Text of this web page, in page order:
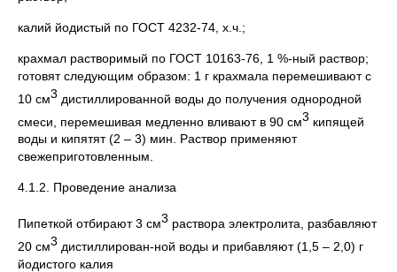
калий йодистый по ГОСТ 4232-74, х.ч.;
крахмал растворимый по ГОСТ 10163-76, 1 %-ный раствор;
готовят следующим образом: 1 г крахмала перемешивают с
10 см3 дистиллированной воды до получения однородной
смеси, перемешивая медленно вливают в 90 см3 кипящей
воды и кипятят (2 – 3) мин. Раствор применяют
свежеприготовленным.
4.1.2. Проведение анализа
Пипеткой отбирают 3 см3 раствора электролита, разбавляют
20 см3 дистиллирован-ной воды и прибавляют (1,5 – 2,0) г
йодистого калия